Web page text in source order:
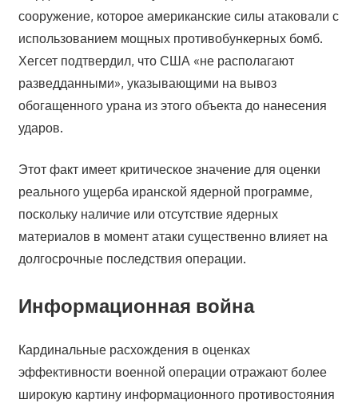
сооружение, которое американские силы атаковали с
использованием мощных противобункерных бомб.
Хегсет подтвердил, что США «не располагают
разведданными», указывающими на вывоз
обогащенного урана из этого объекта до нанесения
ударов.
Этот факт имеет критическое значение для оценки
реального ущерба иранской ядерной программе,
поскольку наличие или отсутствие ядерных
материалов в момент атаки существенно влияет на
долгосрочные последствия операции.
Информационная война
Кардинальные расхождения в оценках
эффективности военной операции отражают более
широкую картину информационного противостояния